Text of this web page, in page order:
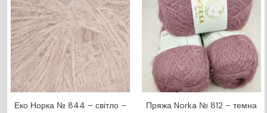
Еко Норка № 844 – світло –
Пряжа Norka № 812 – темна